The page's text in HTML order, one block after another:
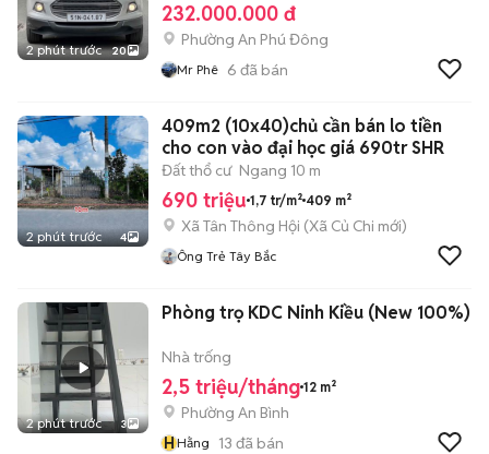
2 phút trước 20
232.000.000 đ
Phường An Phú Đông
Mr Phê 6 đã bán
2 phút trước 4
409m2 (10x40)chủ cần bán lo tiền
cho con vào đại học giá 690tr SHR
Đất thổ cư Ngang 10 m
690 triệu 1,7 tr/m² 409 m²
Xã Tân Thông Hội (Xã Củ Chi mới)
Ông Trẻ Tây Bắc
2 phút trước 3
Phòng trọ KDC Ninh Kiều (New 100%)
Nhà trống
2,5 triệu/tháng 12 m²
Phường An Bình
HHằng 13 đã bán